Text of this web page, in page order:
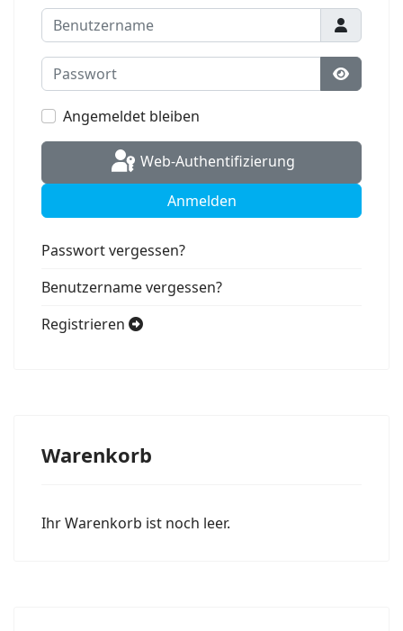
Benutzername
Passwort
Angemeldet bleiben
Web-Authentifizierung
Anmelden
Passwort vergessen?
Benutzername vergessen?
Registrieren
Warenkorb
Ihr Warenkorb ist noch leer.